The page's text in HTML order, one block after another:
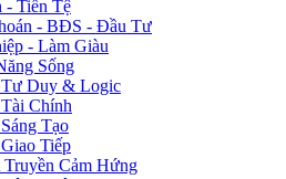
- Tiền Tệ
- BĐS - Đầu Tư
- Làm Giàu
Sống
Duy & Logic
Chính
Tạo
Tiếp
Cảm Hứng